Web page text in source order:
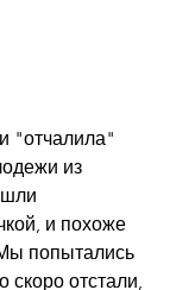
"отчалила"
из
и похоже
попытались
скоро отстали,